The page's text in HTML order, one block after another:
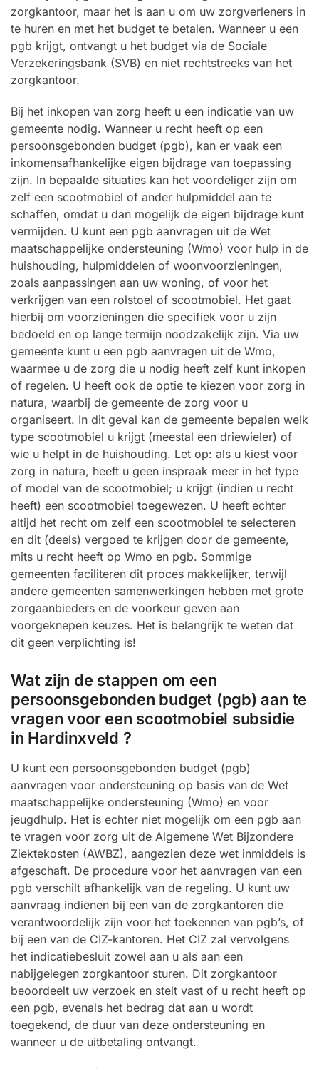
zorgkantoor, maar het is aan u om uw zorgverleners in
te huren en met het budget te betalen. Wanneer u een
pgb krijgt, ontvangt u het budget via de Sociale
Verzekeringsbank (SVB) en niet rechtstreeks van het
zorgkantoor.
Bij het inkopen van zorg heeft u een indicatie van uw
gemeente nodig. Wanneer u recht heeft op een
persoonsgebonden budget (pgb), kan er vaak een
inkomensafhankelijke eigen bijdrage van toepassing
zijn. In bepaalde situaties kan het voordeliger zijn om
zelf een scootmobiel of ander hulpmiddel aan te
schaffen, omdat u dan mogelijk de eigen bijdrage kunt
vermijden. U kunt een pgb aanvragen uit de Wet
maatschappelijke ondersteuning (Wmo) voor hulp in de
huishouding, hulpmiddelen of woonvoorzieningen,
zoals aanpassingen aan uw woning, of voor het
verkrijgen van een rolstoel of scootmobiel. Het gaat
hierbij om voorzieningen die specifiek voor u zijn
bedoeld en op lange termijn noodzakelijk zijn. Via uw
gemeente kunt u een pgb aanvragen uit de Wmo,
waarmee u de zorg die u nodig heeft zelf kunt inkopen
of regelen. U heeft ook de optie te kiezen voor zorg in
natura, waarbij de gemeente de zorg voor u
organiseert. In dit geval kan de gemeente bepalen welk
type scootmobiel u krijgt (meestal een driewieler) of
wie u helpt in de huishouding. Let op: als u kiest voor
zorg in natura, heeft u geen inspraak meer in het type
of model van de scootmobiel; u krijgt (indien u recht
heeft) een scootmobiel toegewezen. U heeft echter
altijd het recht om zelf een scootmobiel te selecteren
en dit (deels) vergoed te krijgen door de gemeente,
mits u recht heeft op Wmo en pgb. Sommige
gemeenten faciliteren dit proces makkelijker, terwijl
andere gemeenten samenwerkingen hebben met grote
zorgaanbieders en de voorkeur geven aan
voorgeknepen keuzes. Het is belangrijk te weten dat
dit geen verplichting is!
Wat zijn de stappen om een
persoonsgebonden budget (pgb) aan te
vragen voor een scootmobiel subsidie
in Hardinxveld ?
U kunt een persoonsgebonden budget (pgb)
aanvragen voor ondersteuning op basis van de Wet
maatschappelijke ondersteuning (Wmo) en voor
jeugdhulp. Het is echter niet mogelijk om een pgb aan
te vragen voor zorg uit de Algemene Wet Bijzondere
Ziektekosten (AWBZ), aangezien deze wet inmiddels is
afgeschaft. De procedure voor het aanvragen van een
pgb verschilt afhankelijk van de regeling. U kunt uw
aanvraag indienen bij een van de zorgkantoren die
verantwoordelijk zijn voor het toekennen van pgb’s, of
bij een van de CIZ-kantoren. Het CIZ zal vervolgens
het indicatiebesluit zowel aan u als aan een
nabijgelegen zorgkantoor sturen. Dit zorgkantoor
beoordeelt uw verzoek en stelt vast of u recht heeft op
een pgb, evenals het bedrag dat aan u wordt
toegekend, de duur van deze ondersteuning en
wanneer u de uitbetaling ontvangt.